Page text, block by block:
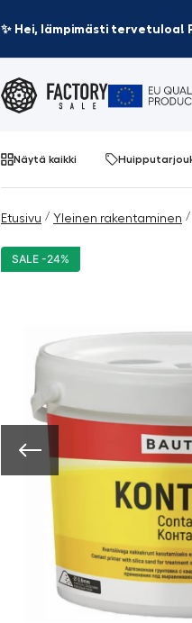
✨ Hei, lämpimästi
Näytä kaikki
Etusivu / Yleinen rakentaminen /
SALE -24%